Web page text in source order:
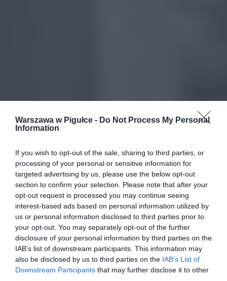
Warszawa w Pigułce - Do Not Process My Personal
Information
If you wish to opt-out of the sale, sharing to third parties, or
processing of your personal or sensitive information for
targeted advertising by us, please use the below opt-out
section to confirm your selection. Please note that after your
opt-out request is processed you may continue seeing
interest-based ads based on personal information utilized by
us or personal information disclosed to third parties prior to
your opt-out. You may separately opt-out of the further
disclosure of your personal information by third parties on the
IAB’s list of downstream participants. This information may
also be disclosed by us to third parties on the IAB’s List of
Downstream Participants that may further disclose it to other